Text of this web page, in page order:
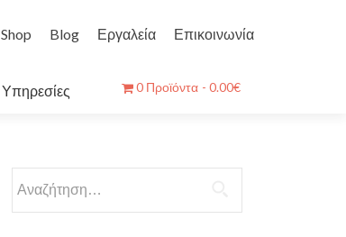
Shop Blog Εργαλεία Επικοινωνία
Υπηρεσίες 0 Προϊόντα 0.00€
για: